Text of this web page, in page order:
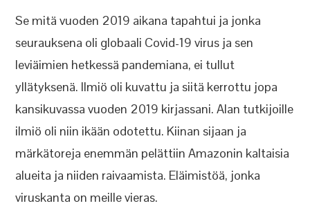
Se mitä vuoden 2019 aikana tapahtui ja jonka
seurauksena oli globaali Covid-19 virus ja sen
leviäimien hetkessä pandemiana, ei tullut
yllätyksenä. Ilmiö oli kuvattu ja siitä kerrottu jopa
kansikuvassa vuoden 2019 kirjassani. Alan tutkijoille
ilmiö oli niin ikään odotettu. Kiinan sijaan ja
märkätoreja enemmän pelättiin Amazonin kaltaisia
alueita ja niiden raivaamista. Eläimistöä, jonka
viruskanta on meille vieras.